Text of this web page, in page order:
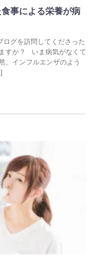
事による栄養が病
グを訪問してくださった
すか？ いま病気がなくて
、インフルエンザのよう